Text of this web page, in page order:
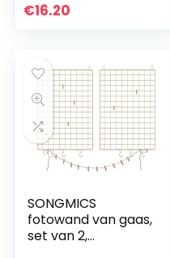
€16.20
SONGMICS
fotowand van gaas,
set van 2,